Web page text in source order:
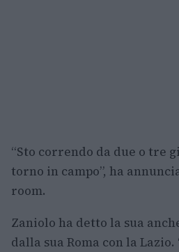
“Sto correndo da due o tre
torno in campo”, ha
room.
Zaniolo ha detto la sua
dalla sua Roma con la Lazio.